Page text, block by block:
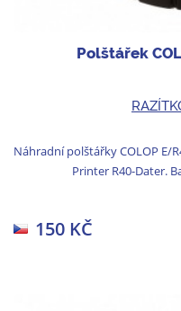
Polštářek
Náhradní polštářky COLOP E/
Printer R40-Dater.
150 KČ